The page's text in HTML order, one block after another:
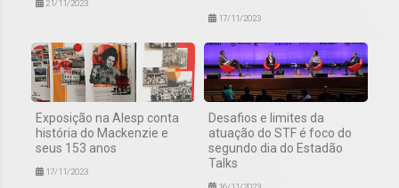
21/11/2023
17/11/2023
Exposição na Alesp conta
história do Mackenzie e
seus 153 anos
17/11/2023
Desafios e limites da
atuação do STF é foco do
segundo dia do Estadão
Talks